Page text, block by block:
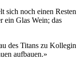
sich noch einen Resten
ein Glas Wein; das
des Titans zu Kollegin
aufbauen.»